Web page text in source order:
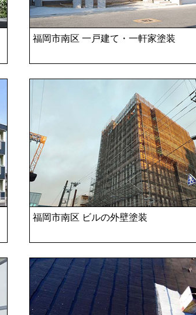
福岡市南区 一戸建て・一軒家塗装
福岡市南区 ビルの外壁塗装